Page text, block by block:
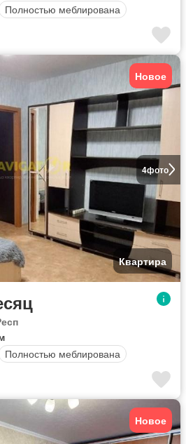
Полностью меблирована
4фото
Новое
Квартира
Полностью меблирована
Новое